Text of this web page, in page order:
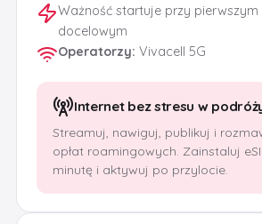
Ważność startuje przy pierwszym
docelowym
Operatorzy: Vivacell 5G
Internet bez stresu w
Streamuj, nawiguj, publikuj i
opłat roamingowych. Zainstaluj
minutę i aktywuj po przylocie.